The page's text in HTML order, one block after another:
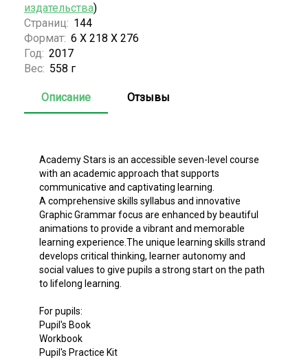
издательства)
Страниц: 144
Формат: 6 Х 218 Х 276
Год: 2017
Вес: 558 г
Описание Отзывы
Academy Stars is an accessible seven-level course
with an academic approach that supports
communicative and captivating learning.
A comprehensive skills syllabus and innovative
Graphic Grammar focus are enhanced by beautiful
animations to provide a vibrant and memorable
learning experience.The unique learning skills strand
develops critical thinking, learner autonomy and
social values to give pupils a strong start on the path
to lifelong learning.
For pupils:
Pupil's Book
Workbook
Pupil's Practice Kit